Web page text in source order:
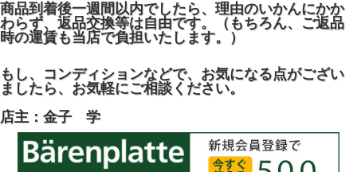
商品到着後一週間以内でしたら、理由のいかんにかか
わらず、返品交換等は自由です。（もちろん、ご返品
時の運賃も当店で負担いたします。）
もし、コンディションなどで、お気になる点がござい
ましたら、お気軽にご相談ください。
店主：金子 学